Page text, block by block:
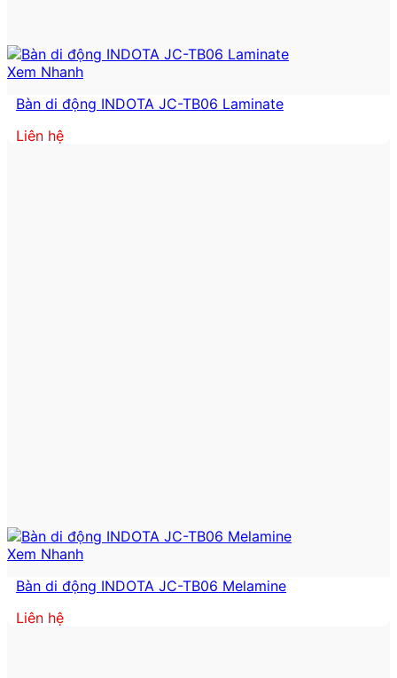
Xem Nhanh
Bàn di động INDOTA JC-TB06 Laminate
Liên hệ
Xem Nhanh
Bàn di động INDOTA JC-TB06 Melamine
Liên hệ